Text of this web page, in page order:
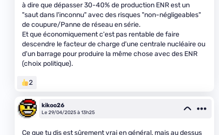
à dire que dépasser 30-40% de production ENR est un
"saut dans l'inconnu" avec des risques "non-négligeables"
de coupure/Panne de réseau en série.
Et que économiquement c'est pas rentable de faire
descendre le facteur de charge d'une centrale nucléaire ou
d'un barrage pour produire la même chose avec des ENR
(choix politique).
2
kikoo26
Le 29/04/2025 à 13h25
Ce que tu dis est sûrement vrai en général, mais au dessus